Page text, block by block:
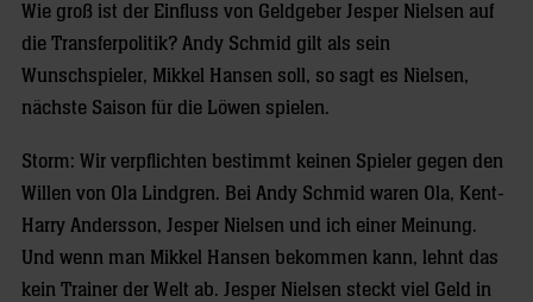
Wie groß ist der Einfluss von Geldgeber Jesper Nielsen auf
die Transferpolitik? Andy Schmid gilt als sein
Wunschspieler, Mikkel Hansen soll, so sagt es Nielsen,
nächste Saison für die Löwen spielen.
Storm: Wir verpflichten bestimmt keinen Spieler gegen den
Willen von Ola Lindgren. Bei Andy Schmid waren Ola, Kent-
Harry Andersson, Jesper Nielsen und ich einer Meinung.
Und wenn man Mikkel Hansen bekommen kann, lehnt das
kein Trainer der Welt ab. Jesper Nielsen steckt viel Geld in